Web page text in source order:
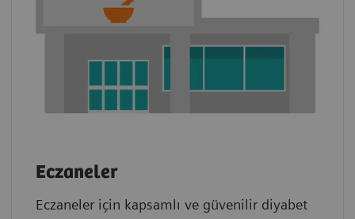
Eczaneler
Eczaneler için kapsamlı ve güvenilir diyabet